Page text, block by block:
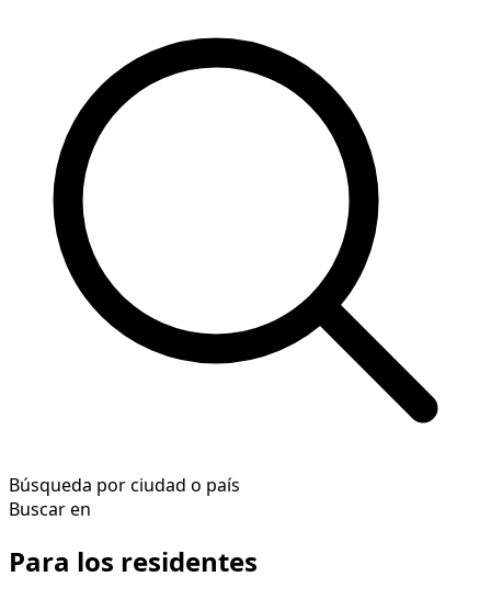
Búsqueda por ciudad o país
Buscar en
Para los residentes